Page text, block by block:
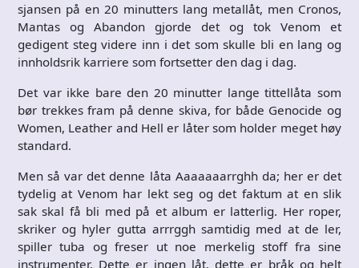
sjansen på en 20 minutters lang metallåt, men Cronos,
Mantas og Abandon gjorde det og tok Venom et
gedigent steg videre inn i det som skulle bli en lang og
innholdsrik karriere som fortsetter den dag i dag.
Det var ikke bare den 20 minutter lange tittellåta som
bør trekkes fram på denne skiva, for både Genocide og
Women, Leather and Hell er låter som holder meget høy
standard.
Men så var det denne låta Aaaaaaarrghh da; her er det
tydelig at Venom har lekt seg og det faktum at en slik
sak skal få bli med på et album er latterlig. Her roper,
skriker og hyler gutta arrrggh samtidig med at de ler,
spiller tuba og freser ut noe merkelig stoff fra sine
instrumenter. Dette er ingen låt, dette er bråk og helt